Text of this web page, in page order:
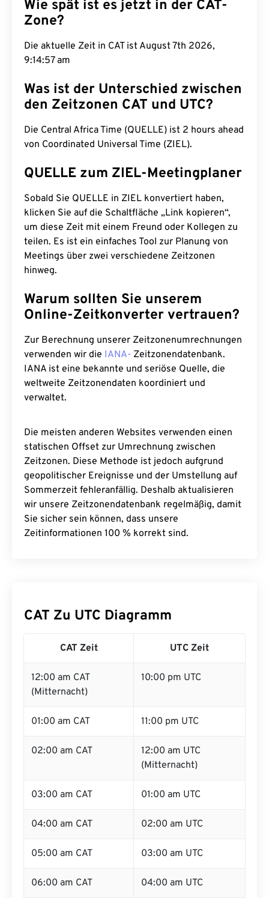
Wie spät ist es jetzt in der CAT-
Zone?
Die aktuelle Zeit in CAT ist August 7th 2026,
9:14:58 am
Was ist der Unterschied zwischen
den Zeitzonen CAT und UTC?
Die Central Africa Time (QUELLE) ist 2 hours ahead
von Coordinated Universal Time (ZIEL).
QUELLE zum ZIEL-Meetingplaner
Sobald Sie QUELLE in ZIEL konvertiert haben,
klicken Sie auf die Schaltfläche „Link kopieren“,
um diese Zeit mit einem Freund oder Kollegen zu
teilen. Es ist ein einfaches Tool zur Planung von
Meetings über zwei verschiedene Zeitzonen
hinweg.
Warum sollten Sie unserem
Online-Zeitkonverter vertrauen?
Zur Berechnung unserer Zeitzonenumrechnungen
verwenden wir die IANA- Zeitzonendatenbank.
IANA ist eine bekannte und seriöse Quelle, die
weltweite Zeitzonendaten koordiniert und
verwaltet.
Die meisten anderen Websites verwenden einen
statischen Offset zur Umrechnung zwischen
Zeitzonen. Diese Methode ist jedoch aufgrund
geopolitischer Ereignisse und der Umstellung auf
Sommerzeit fehleranfällig. Deshalb aktualisieren
wir unsere Zeitzonendatenbank regelmäßig, damit
Sie sicher sein können, dass unsere
Zeitinformationen 100 % korrekt sind.
CAT Zu UTC Diagramm
CAT Zeit UTC Zeit
12:00 am CAT
(Mitternacht)
10:00 pm UTC
01:00 am CAT 11:00 pm UTC
02:00 am CAT
12:00 am UTC
(Mitternacht)
03:00 am CAT 01:00 am UTC
04:00 am CAT 02:00 am UTC
05:00 am CAT 03:00 am UTC
06:00 am CAT 04:00 am UTC